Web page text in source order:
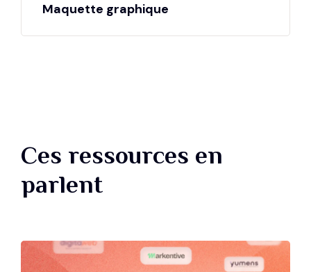
Maquette graphique
Ces ressources en
parlent